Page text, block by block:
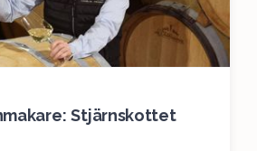
Stjärnskottet